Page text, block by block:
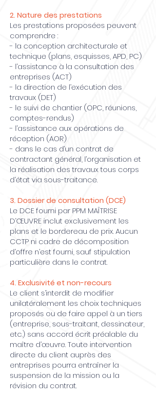
2. Nature des prestations
Les prestations proposées peuvent
comprendre :
- la conception architecturale et
technique (plans, esquisses, APD, PC)
- l’assistance à la consultation des
entreprises (ACT)
- la direction de l’exécution des
travaux (DET)
- le suivi de chantier (OPC, réunions,
comptes-rendus)
- l’assistance aux opérations de
réception (AOR)
- dans le cas d’un contrat de
contractant général, l’organisation et
la réalisation des travaux tous corps
d’état via sous-traitance.
3. Dossier de consultation (DCE)
Le DCE fourni par PPM MAÎTRISE
D’ŒUVRE inclut exclusivement les
plans et le bordereau de prix. Aucun
CCTP ni cadre de décomposition
d’offre n’est fourni, sauf stipulation
particulière dans le contrat.
4. Exclusivité et non-recours
Le client s’interdit de modifier
unilatéralement les choix techniques
proposés ou de faire appel à un tiers
(entreprise, sous-traitant, dessinateur,
etc.) sans accord écrit préalable du
maître d’œuvre. Toute intervention
directe du client auprès des
entreprises pourra entraîner la
suspension de la mission ou la
révision du contrat.